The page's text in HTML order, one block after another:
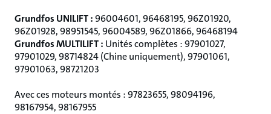
Grundfos UNILIFT :96004601, 96468195, 96Z01920,
96Z01928, 98951545, 96004589, 96Z01866, 96468194
Grundfos MULTILIFT : Unités complètes : 97901027,
97901029, 98714824 (Chine uniquement), 97901061,
97901063, 98721203
Avec ces moteurs montés : 97823655, 98094196,
98167954, 98167955